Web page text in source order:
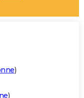
)
)